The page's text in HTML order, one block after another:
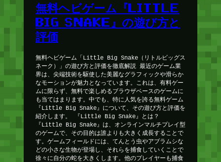
無料ヘビゲーム『LITTLE
BIG SNAKE』の遊び方と
評価
無料ヘビゲーム「Little Big Snake（リトルビッグス
ネーク）」の遊び方と評価を徹底解説 最近のゲーム業
界は、尖端技術を駆使した美麗なグラフィックや滑らか
なモーションが魅力となっています。これは、有料ゲー
ムに限らず、無料で楽しめるブラウザベースのゲームに
も当てはまります。中でも、特に人気を誇る無料ゲーム
『Little Big Snake』について、その遊び方と評価を
紹介します。 『Little Big Snake』とは？
『Little Big Snake』は、オンラインマルチプレイ型
のゲームで、その目的は誰よりも大きく成長することで
す。ゲームフィールドには、てんとう虫やアブラムシな
どの小さな生物が登場し、それらを捕食していくことで
徐々に自分の蛇を大きくします。他のプレイヤーも捕食